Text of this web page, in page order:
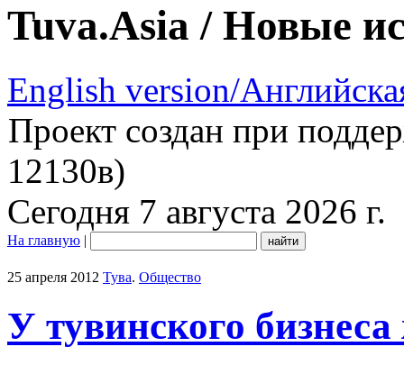
Tuva.Asia / Новые
English version/
Проект создан при
12130в)
Сегодня 7 августа 2026 г.
На главную |
25 апреля 2012 Тува. Общество
У тувинского